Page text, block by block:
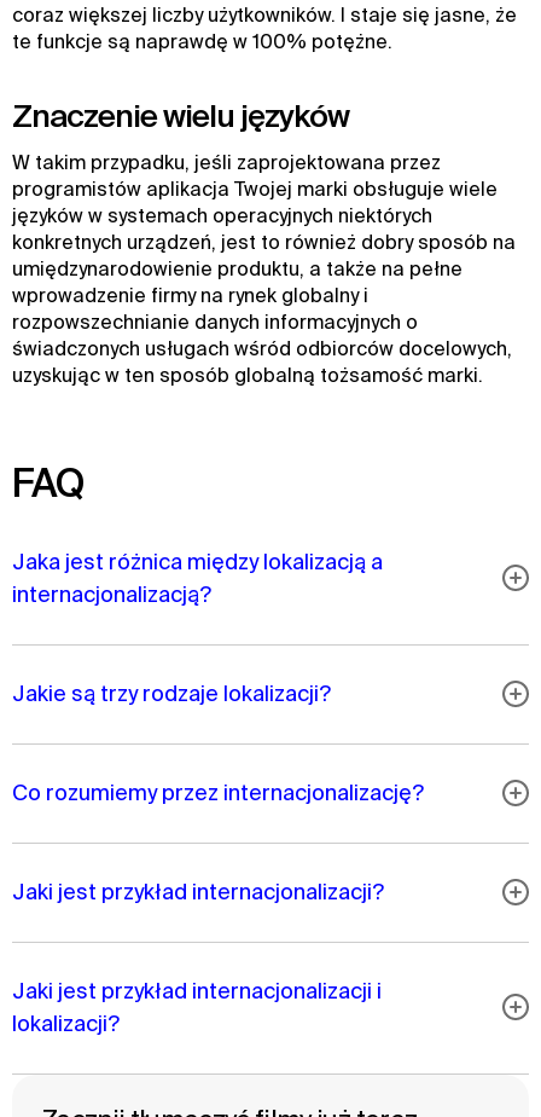
coraz większej liczby użytkowników. I staje się jasne, że
te funkcje są naprawdę w 100% potężne.
Znaczenie wielu języków
W takim przypadku, jeśli zaprojektowana przez
programistów aplikacja Twojej marki obsługuje wiele
języków w systemach operacyjnych niektórych
konkretnych urządzeń, jest to również dobry sposób na
umiędzynarodowienie produktu, a także na pełne
wprowadzenie firmy na rynek globalny i
rozpowszechnianie danych informacyjnych o
świadczonych usługach wśród odbiorców docelowych,
uzyskując w ten sposób globalną tożsamość marki.
FAQ
Jaka jest różnica między lokalizacją a
internacjonalizacją?
Jakie są trzy rodzaje lokalizacji?
Co rozumiemy przez internacjonalizację?
Jaki jest przykład internacjonalizacji?
Jaki jest przykład internacjonalizacji i
lokalizacji?